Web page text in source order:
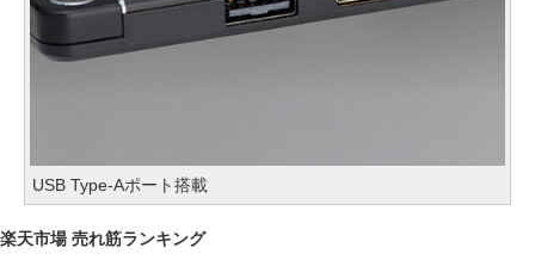
USB Type-Aポート搭載
楽天市場 売れ筋ランキング